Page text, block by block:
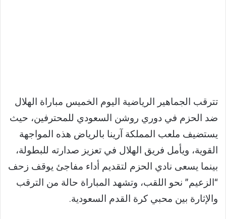
تترقب الجماهير الرياضية اليوم الخميس مباراة الهلال
ضد الحزم في دوري روشن السعودي للمحترفين، حيث
يستضيف ملعب المملكة آرينا بالرياض هذه المواجهة
القوية، ويأمل فريق الهلال في تعزيز صدارته للبطولة،
بينما يسعى نادي الحزم لتقديم أداء مفاجئ يوقف زحف
“الزعيم” نحو اللقب، وتشهد المباراة حالة من الترقب
والإثارة بين محبي كرة القدم السعودية.